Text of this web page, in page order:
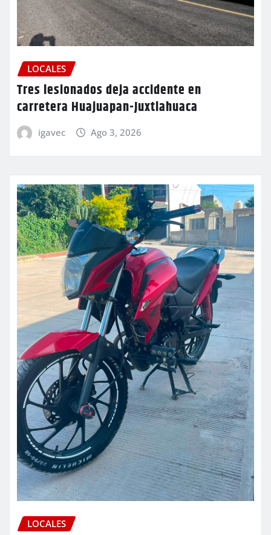
LOCALES
Tres lesionados deja accidente en
carretera Huajuapan-Juxtlahuaca
igavec Ago 3, 2026
LOCALES